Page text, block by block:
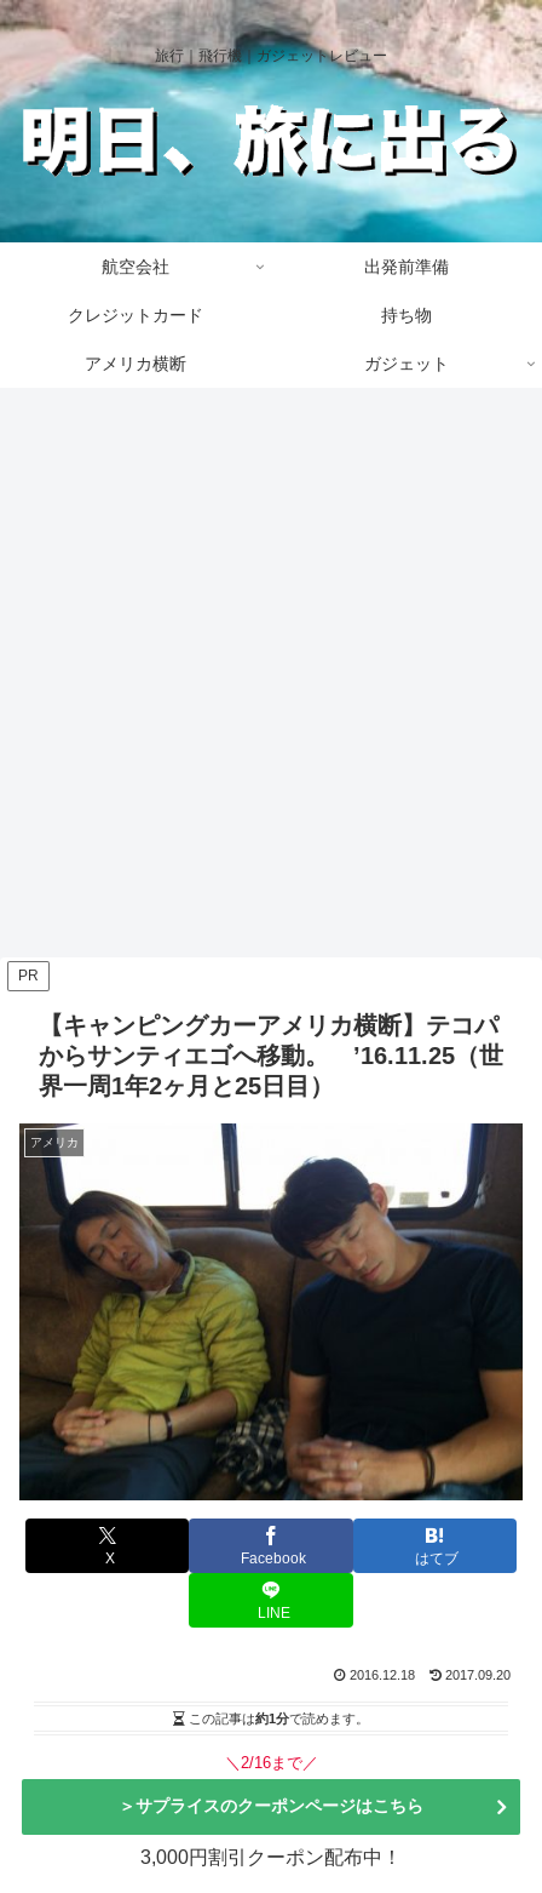
旅行｜飛行機｜ガジェットレビュー
航空会社 出発前準備
クレジットカード 持ち物
アメリカ横断 ガジェット
PR
【キャンピングカーアメリカ横断】テコパ
からサンティエゴへ移動。 ’16.11.25（世
界一周1年2ヶ月と25日目）
アメリカ
X Facebook はてブ
LINE
2016.12.18 2017.09.20
この記事は約1分で読めます。
＼2/16まで／
＞サプライスのクーポンページはこちら
3,000円割引クーポン配布中！